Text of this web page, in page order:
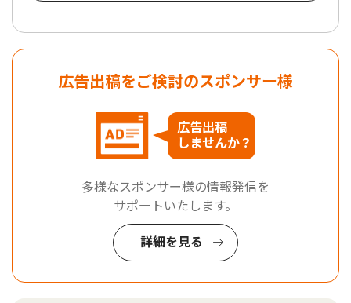
広告出稿をご検討のスポンサー様
広告出稿
しませんか？
多様なスポンサー様の情報発信を
サポートいたします。
詳細を見る